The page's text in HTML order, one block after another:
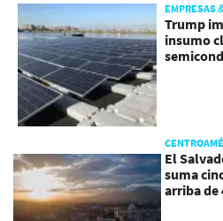
EMPRESAS
Trump
insumo
El
suma
arriba de